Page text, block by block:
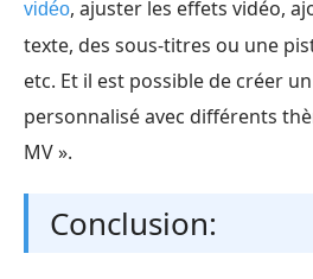
vidéo, ajuster les effets vidéo,
texte, des sous-titres ou une
etc. Et il est possible de créer
personnalisé avec différents
MV ».
Conclusion: